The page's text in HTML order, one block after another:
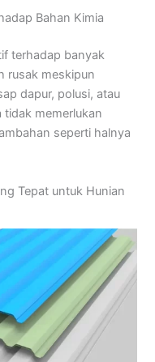
Bahan Kimia
terhadap banyak
rusak meskipun
dapur, polusi, atau
tidak memerlukan
seperti halnya
Tepat untuk Hunian